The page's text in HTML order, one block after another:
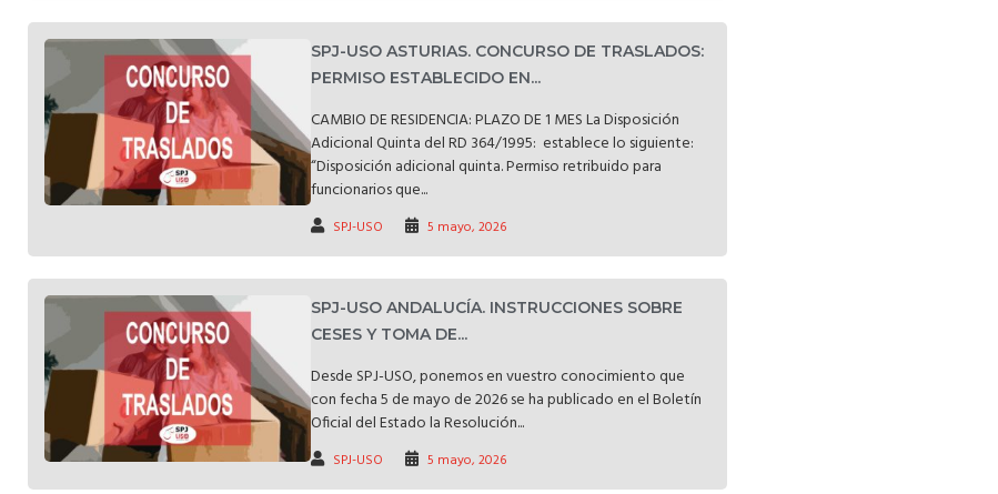
SPJ-USO ASTURIAS. CONCURSO DE TRASLADOS:
PERMISO ESTABLECIDO EN...
CAMBIO DE RESIDENCIA: PLAZO DE 1 MES La Disposición
Adicional Quinta del RD 364/1995: establece lo siguiente:
“Disposición adicional quinta. Permiso retribuido para
funcionarios que...
SPJ-USO 5 mayo, 2026
SPJ-USO ANDALUCÍA. INSTRUCCIONES SOBRE
CESES Y TOMA DE...
Desde SPJ-USO, ponemos en vuestro conocimiento que
con fecha 5 de mayo de 2026 se ha publicado en el Boletín
Oficial del Estado la Resolución...
SPJ-USO 5 mayo, 2026